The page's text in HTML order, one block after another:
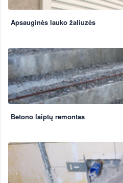
Apsauginės lauko žaliuzės
Betono laiptų remontas